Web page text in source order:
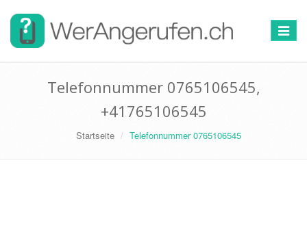
Toggle
Telefonnummer 0765106545,
+41765106545
Startseite Telefonnummer 0765106545